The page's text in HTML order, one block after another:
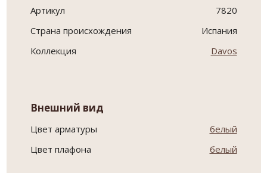
Артикул
7820
Страна происхождения
Испания
Коллекция
Davos
Внешний вид
Цвет арматуры
белый
Цвет плафона
белый